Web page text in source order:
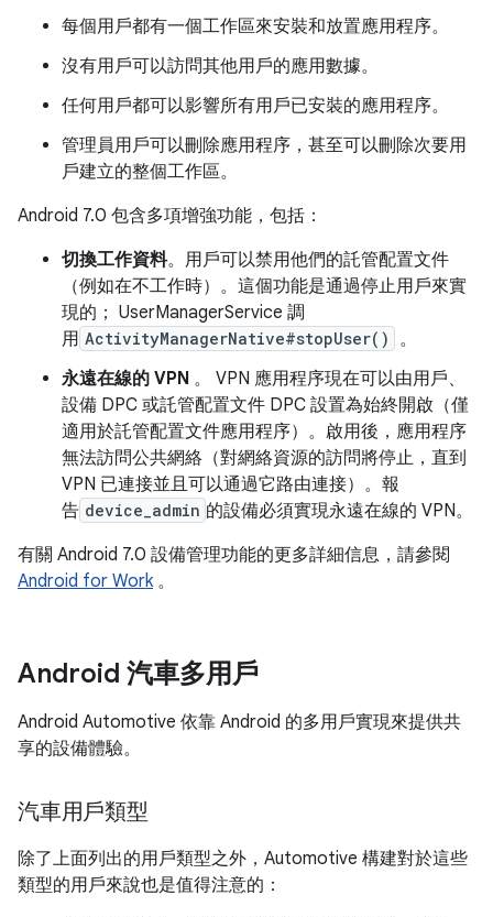
每個用戶都有一個工作區來安裝和放置應用程序。
沒有用戶可以訪問其他用戶的應用數據。
任何用戶都可以影響所有用戶已安裝的應用程序。
管理員用戶可以刪除應用程序，甚至可以刪除次要用
戶建立的整個工作區。
Android 7.0 包含多項增強功能，包括：
切換工作資料。用戶可以禁用他們的託管配置文件
（例如在不工作時）。這個功能是通過停止用戶來實
現的； UserManagerService 調
用 ActivityManagerNative#stopUser()
。
永遠在線的 VPN 。 VPN 應用程序現在可以由用戶、
設備 DPC 或託管配置文件 DPC 設置為始終開啟（僅
適用於託管配置文件應用程序）。啟用後，應用程序
無法訪問公共網絡（對網絡資源的訪問將停止，直到
VPN 已連接並且可以通過它路由連接）。報
告 device_admin 的設備必須實現永遠在線的 VPN。
有關 Android 7.0 設備管理功能的更多詳細信息，請參閱
Android for Work。
Android 汽車多用戶
Android Automotive 依靠 Android 的多用戶實現來提供共
享的設備體驗。
汽車用戶類型
除了上面列出的用戶類型之外，Automotive 構建對於這些
類型的用戶來說也是值得注意的：